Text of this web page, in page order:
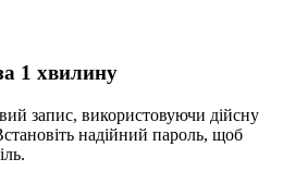
1 хвилину
запис, використовуючи дійсну
надійний пароль, щоб